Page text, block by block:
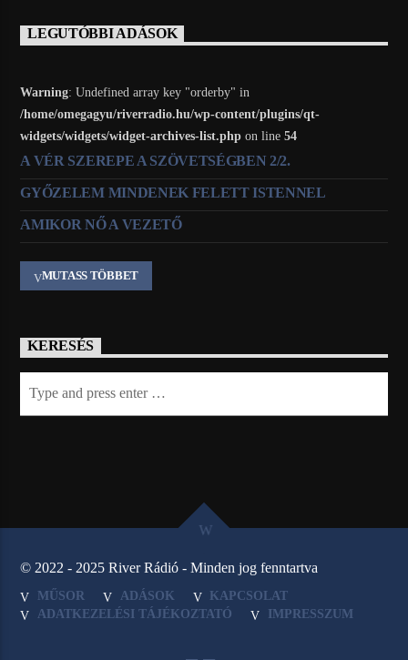
LEGUTÓBBI ADÁSOK
Warning: Undefined array key "orderby" in
/home/omegagyu/riverradio.hu/wp-content/plugins/qt-
widgets/widgets/widget-archives-list.php on line54
A VÉR SZEREPE A SZÖVETSÉGBEN 2/2.
GYŐZELEM MINDENEK FELETT ISTENNEL
AMIKOR NŐ A VEZETŐ
MUTASS TÖBBET
KERESÉS
© 2022 - 2025 River Rádió - Minden jog fenntartva
MŰSOR ADÁSOK
KAPCSOLAT
ADATKEZELÉSI TÁJÉKOZTATÓ
IMPRESSZUM